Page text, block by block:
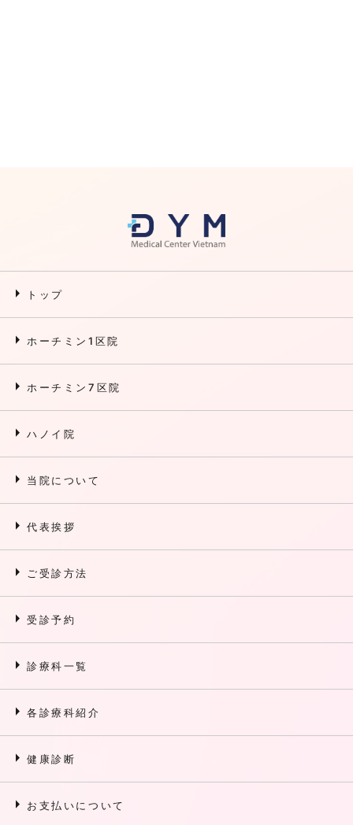
arrow_right トップ
arrow_right ホーチミン1区院
arrow_right ホーチミン7区院
arrow_right ハノイ院
arrow_right 当院について
arrow_right 代表挨拶
arrow_right ご受診方法
arrow_right 受診予約
arrow_right 診療科一覧
arrow_right 各診療科紹介
arrow_right 健康診断
arrow_right お支払いについて